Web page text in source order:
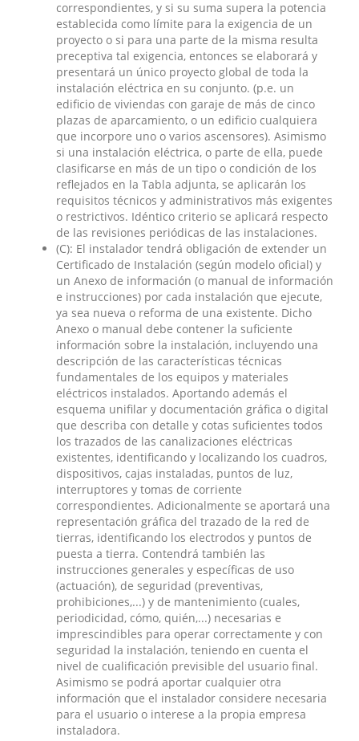
correspondientes, y si su suma supera la potencia
establecida como límite para la exigencia de un
proyecto o si para una parte de la misma resulta
preceptiva tal exigencia, entonces se elaborará y
presentará un único proyecto global de toda la
instalación eléctrica en su conjunto. (p.e. un
edificio de viviendas con garaje de más de cinco
plazas de aparcamiento, o un edificio cualquiera
que incorpore uno o varios ascensores). Asimismo
si una instalación eléctrica, o parte de ella, puede
clasificarse en más de un tipo o condición de los
reflejados en la Tabla adjunta, se aplicarán los
requisitos técnicos y administrativos más exigentes
o restrictivos. Idéntico criterio se aplicará respecto
de las revisiones periódicas de las instalaciones.
(C): El instalador tendrá obligación de extender un
Certificado de Instalación (según modelo oficial) y
un Anexo de información (o manual de información
e instrucciones) por cada instalación que ejecute,
ya sea nueva o reforma de una existente. Dicho
Anexo o manual debe contener la suficiente
información sobre la instalación, incluyendo una
descripción de las características técnicas
fundamentales de los equipos y materiales
eléctricos instalados. Aportando además el
esquema unifilar y documentación gráfica o digital
que describa con detalle y cotas suficientes todos
los trazados de las canalizaciones eléctricas
existentes, identificando y localizando los cuadros,
dispositivos, cajas instaladas, puntos de luz,
interruptores y tomas de corriente
correspondientes. Adicionalmente se aportará una
representación gráfica del trazado de la red de
tierras, identificando los electrodos y puntos de
puesta a tierra. Contendrá también las
instrucciones generales y específicas de uso
(actuación), de seguridad (preventivas,
prohibiciones,...) y de mantenimiento (cuales,
periodicidad, cómo, quién,...) necesarias e
imprescindibles para operar correctamente y con
seguridad la instalación, teniendo en cuenta el
nivel de cualificación previsible del usuario final.
Asimismo se podrá aportar cualquier otra
información que el instalador considere necesaria
para el usuario o interese a la propia empresa
instaladora.